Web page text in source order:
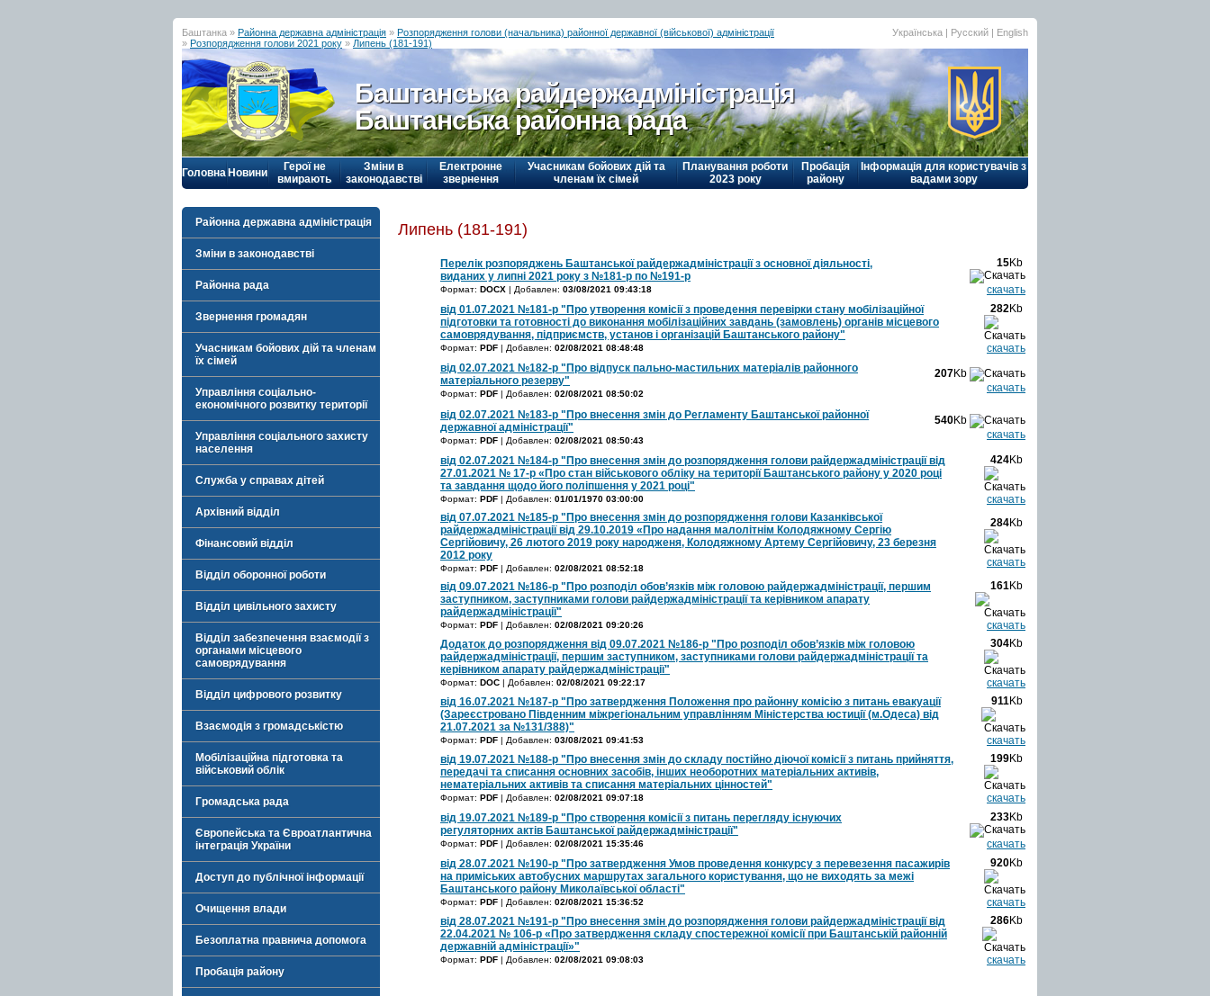
Баштанка » Районна державна адміністрація » Розпорядження голови (начальника) районної державної (військової) адміністрації
» Розпорядження голови 2021 року » Липень (181-191)
Українська | Русский | English
Баштанська райдержадміністрація
Баштанська районна рада
Головна Новини
Герої не
вмирають
Зміни в
законодавстві
Електронне
звернення
Учасникам бойових дій та
членам їх сімей
Планування роботи
2023 року
Пробація
району
Інформація для користувачів з
вадами зору
Районна державна адміністрація
Зміни в законодавстві
Районна рада
Звернення громадян
Учасникам бойових дій та членам
їх сімей
Управління соціально-
економічного розвитку території
Управління соціального захисту
населення
Служба у справах дітей
Архівний відділ
Фінансовий відділ
Відділ оборонної роботи
Відділ цивільного захисту
Відділ забезпечення взаємодії з
органами місцевого
самоврядування
Відділ цифрового розвитку
Взаємодія з громадськістю
Мобілізаційна підготовка та
військовий облік
Громадська рада
Європейська та Євроатлантична
інтеграція України
Доступ до публічної інформації
Очищення влади
Безоплатна правнича допомога
Пробація району
Липень (181-191)
Перелік розпоряджень Баштанської райдержадміністрації з основної діяльності,
виданих у липні 2021 року з №181-р по №191-р
Формат: DOCX | Добавлен: 03/08/2021 09:43:18
15Kb
скачать
від 01.07.2021 №181-р "Про утворення комісії з проведення перевірки стану мобілізаційної
підготовки та готовності до виконання мобілізаційних завдань (замовлень) органів місцевого
самоврядування, підприємств, установ і організацій Баштанського району"
Формат: PDF | Добавлен: 02/08/2021 08:48:48
282Kb
скачать
від 02.07.2021 №182-р "Про відпуск пально-мастильних матеріалів районного
матеріального резерву"
Формат: PDF | Добавлен: 02/08/2021 08:50:02
207Kb
скачать
від 02.07.2021 №183-р "Про внесення змін до Регламенту Баштанської районної
державної адміністрації"
Формат: PDF | Добавлен: 02/08/2021 08:50:43
540Kb
скачать
від 02.07.2021 №184-р "Про внесення змін до розпорядження голови райдержадміністрації від
27.01.2021 № 17-р «Про стан військового обліку на території Баштанського району у 2020 році
та завдання щодо його поліпшення у 2021 році"
Формат: PDF | Добавлен: 01/01/1970 03:00:00
424Kb
скачать
від 07.07.2021 №185-р "Про внесення змін до розпорядження голови Казанківської
райдержадміністрації від 29.10.2019 «Про надання малолітнім Колодяжному Сергію
Сергійовичу, 26 лютого 2019 року народженя, Колодяжному Артему Сергійовичу, 23 березня
2012 року
Формат: PDF | Добавлен: 02/08/2021 08:52:18
284Kb
скачать
від 09.07.2021 №186-р "Про розподіл обов’язків між головою райдержадміністрації, першим
заступником, заступниками голови райдержадміністрації та керівником апарату
райдержадміністрації"
Формат: PDF | Добавлен: 02/08/2021 09:20:26
161Kb
скачать
Додаток до розпорядження від 09.07.2021 №186-р "Про розподіл обов’язків між головою
райдержадміністрації, першим заступником, заступниками голови райдержадміністрації та
керівником апарату райдержадміністрації"
Формат: DOC | Добавлен: 02/08/2021 09:22:17
304Kb
скачать
від 16.07.2021 №187-р "Про затвердження Положення про районну комісію з питань евакуації
(Зареєстровано Південним міжрегіональним управлінням Міністерства юстиції (м.Одеса) від
21.07.2021 за №131/388)"
Формат: PDF | Добавлен: 03/08/2021 09:41:53
911Kb
скачать
від 19.07.2021 №188-р "Про внесення змін до складу постійно діючої комісії з питань прийняття,
передачі та списання основних засобів, інших необоротних матеріальних активів,
нематеріальних активів та списання матеріальних цінностей"
Формат: PDF | Добавлен: 02/08/2021 09:07:18
199Kb
скачать
від 19.07.2021 №189-р "Про створення комісії з питань перегляду існуючих
регуляторних актів Баштанської райдержадміністрації"
Формат: PDF | Добавлен: 02/08/2021 15:35:46
233Kb
скачать
від 28.07.2021 №190-р "Про затвердження Умов проведення конкурсу з перевезення пасажирів
на приміських автобусних маршрутах загального користування, що не виходять за межі
Баштанського району Миколаївської області"
Формат: PDF | Добавлен: 02/08/2021 15:36:52
920Kb
скачать
від 28.07.2021 №191-р "Про внесення змін до розпорядження голови райдержадміністрації від
22.04.2021 № 106-р «Про затвердження складу спостережної комісії при Баштанській районній
державній адміністрації»"
Формат: PDF | Добавлен: 02/08/2021 09:08:03
286Kb
скачать